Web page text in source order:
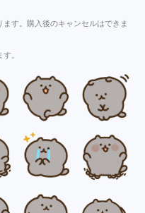
す。購入後のキャンセルはできま
。